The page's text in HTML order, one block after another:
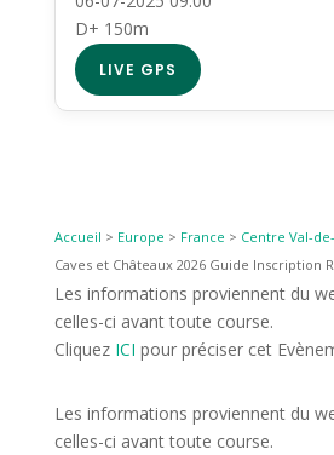
D+ 150m
LIVE GPS
Accueil > Europe > France > Centre Val-
Caves et Châteaux 2026 Guide Inscription
Les informations proviennent du
celles-ci avant toute course.
Cliquez ICI pour préciser cet
Les informations proviennent du
celles-ci avant toute course.